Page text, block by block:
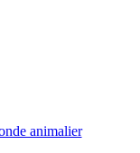
animalier